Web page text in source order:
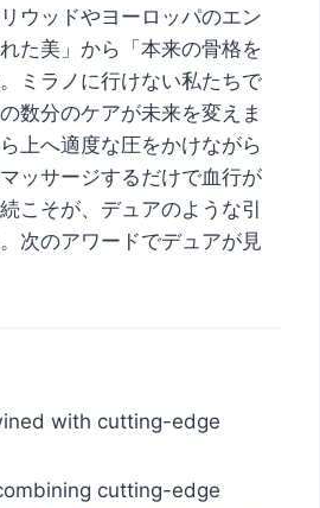
ウッドやヨーロッパのエン
た美」から「本来の骨格を
ミラノに行けない私たちで
数分のケアが未来を変えま
上へ適度な圧をかけながら
ッサージするだけで血行が
こそが、デュアのような引
次のアワードでデュアが見
with cutting-edge
cutting-edge